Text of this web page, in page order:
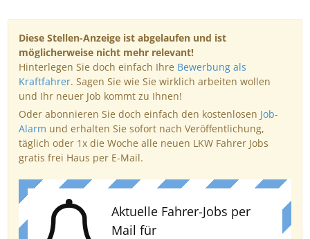
Diese Stellen-Anzeige ist abgelaufen und ist
möglicherweise nicht mehr relevant!
Hinterlegen Sie doch einfach Ihre Bewerbung als
Kraftfahrer. Sagen Sie wie Sie wirklich arbeiten wollen
und Ihr neuer Job kommt zu Ihnen!
Oder abonnieren Sie doch einfach den kostenlosen Job-
Alarm und erhalten Sie sofort nach Veröffentlichung,
täglich oder 1x die Woche alle neuen LKW Fahrer Jobs
gratis frei Haus per E-Mail.
Aktuelle Fahrer-Jobs per
Mail für